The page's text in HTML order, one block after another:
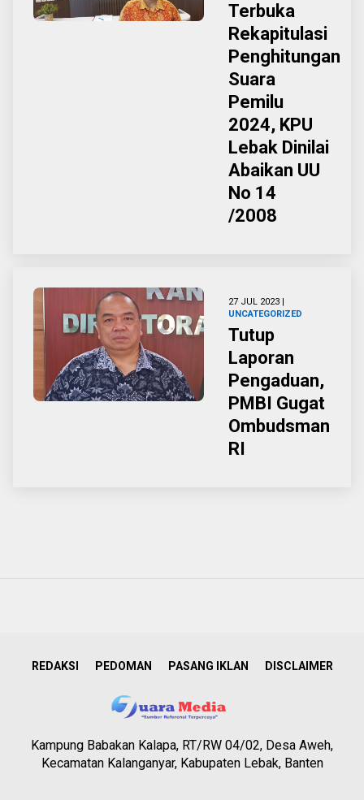
Terbuka
Rekapitulasi
Penghitungan
Suara
Pemilu
2024, KPU
Lebak Dinilai
Abaikan UU
No 14
/2008
27 JUL 2023 |
UNCATEGORIZED
Tutup
Laporan
Pengaduan,
PMBI Gugat
Ombudsman
RI
REDAKSI PEDOMAN PASANG IKLAN DISCLAIMER
Kampung Babakan Kalapa, RT/RW 04/02, Desa Aweh,
Kecamatan Kalanganyar, Kabupaten Lebak, Banten